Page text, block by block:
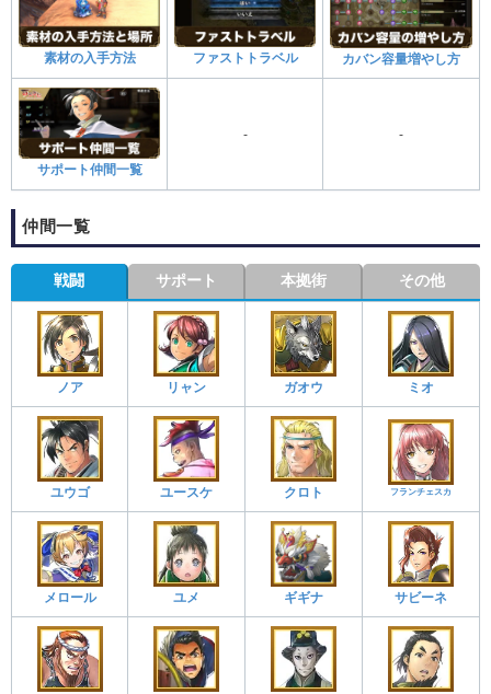
素材の入手方法 ファストトラベル カバン容量増やし方
サポート仲間一覧
- -
仲間一覧
戦闘 サポート 本拠街 その他
ノア リャン ガオウ ミオ
ユウゴ ユースケ クロト フランチェスカ
メロール ユメ ギギナ サビーネ